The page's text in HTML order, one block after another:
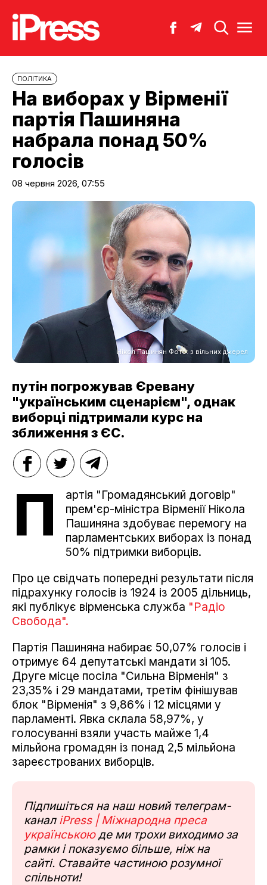
ПОЛІТИКА
На виборах у Вірменії
партія Пашиняна
набрала понад 50%
голосів
08 червня 2026, 07:55
Нікол Пашинян Фото: з вільних джерел
путін погрожував Єревану
"українським сценарієм", однак
виборці підтримали курс на
зближення з ЄС.
П
артія "Громадянський договір"
прем'єр-міністра Вірменії Нікола
Пашиняна здобуває перемогу на
парламентських виборах із понад
50% підтримки виборців.
Про це свідчать попередні результати після
підрахунку голосів із 1924 із 2005 дільниць,
які публікує вірменська служба "Радіо
Свобода".
Партія Пашиняна набирає 50,07% голосів і
отримує 64 депутатські мандати зі 105.
Друге місце посіла "Сильна Вірменія" з
23,35% і 29 мандатами, третім фінішував
блок "Вірменія" з 9,86% і 12 місцями у
парламенті. Явка склала 58,97%, у
голосуванні взяли участь майже 1,4
мільйона громадян із понад 2,5 мільйона
зареєстрованих виборців.
Підпишіться на наш новий телеграм-
канал iPress | Міжнародна преса
українськоюде ми трохи виходимо за
рамки і показуємо більше, ніж на
сайті. Ставайте частиною розумної
спільноти!